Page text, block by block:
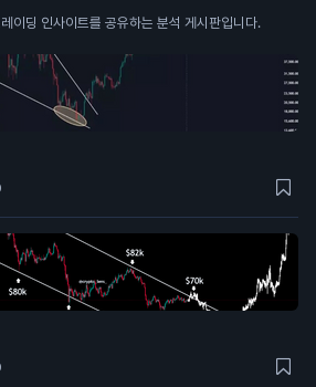
이딩 인사이트를 공유하는 분석 게시판입니다.